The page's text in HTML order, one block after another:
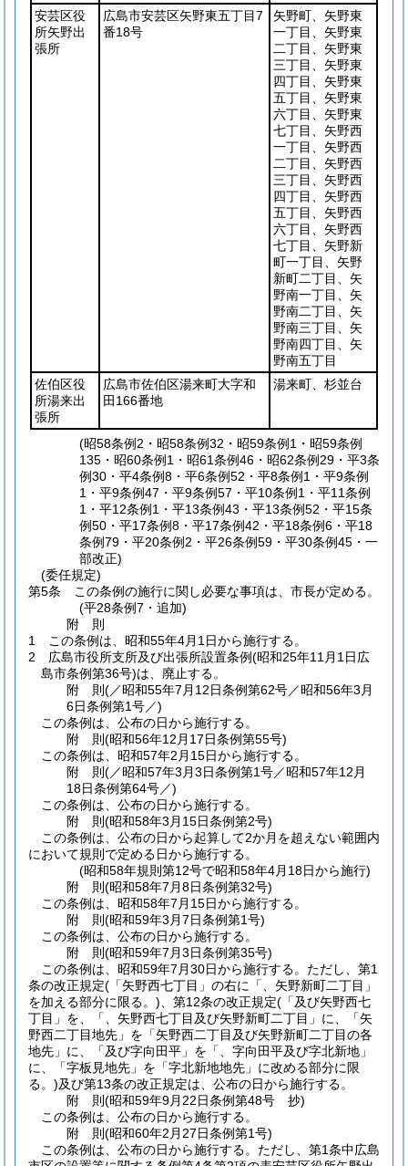
安芸区役
所矢野出
張所
広島市安芸区矢野東五丁目7
番18号
矢野町、矢野東
一丁目、矢野東
二丁目、矢野東
三丁目、矢野東
四丁目、矢野東
五丁目、矢野東
六丁目、矢野東
七丁目、矢野西
一丁目、矢野西
二丁目、矢野西
三丁目、矢野西
四丁目、矢野西
五丁目、矢野西
六丁目、矢野西
七丁目、矢野新
町一丁目、矢野
新町二丁目、矢
野南一丁目、矢
野南二丁目、矢
野南三丁目、矢
野南四丁目、矢
野南五丁目
佐伯区役
所湯来出
張所
広島市佐伯区湯来町大字和
田166番地
湯来町、杉並台
(昭58条例2・昭58条例32・昭59条例1・昭59条例
135・昭60条例1・昭61条例46・昭62条例29・平3条
例30・平4条例8・平6条例52・平8条例1・平9条例
1・平9条例47・平9条例57・平10条例1・平11条例
1・平12条例1・平13条例43・平13条例52・平15条
例50・平17条例8・平17条例42・平18条例6・平18
条例79・平20条例2・平26条例59・平30条例45・一
部改正)
(委任規定)
第5条
この条例の施行に関し必要な事項は、市長が定める。
(平28条例7・追加)
附 則
1
この条例は、昭和55年4月1日から施行する。
2
広島市役所支所及び出張所設置条例(昭和25年11月1日広
島市条例第36号)は、廃止する。
附 則(／昭和55年7月12日条例第62号／昭和56年3月
6日条例第1号／)
この条例は、公布の日から施行する。
附 則(昭和56年12月17日条例第55号)
この条例は、昭和57年2月15日から施行する。
附 則(／昭和57年3月3日条例第1号／昭和57年12月
18日条例第64号／)
この条例は、公布の日から施行する。
附 則(昭和58年3月15日条例第2号)
この条例は、公布の日から起算して2か月を超えない範囲内
において規則で定める日から施行する。
(昭和58年規則第12号で昭和58年4月18日から施行)
附 則(昭和58年7月8日条例第32号)
この条例は、昭和58年7月15日から施行する。
附 則(昭和59年3月7日条例第1号)
この条例は、公布の日から施行する。
附 則(昭和59年7月3日条例第35号)
この条例は、昭和59年7月30日から施行する。 ただし、第1
条の改正規定(「矢野西七丁目」の右に「、矢野新町二丁目」
を加える部分に限る。) 、第12条の改正規定(「及び矢野西七
丁目」を、「、矢野西七丁目及び矢野新町二丁目」に、「矢
野西二丁目地先」を「矢野西二丁目及び矢野新町二丁目の各
地先」に、「及び字向田平」を「、字向田平及び字北新地」
に、「字板見地先」を「字北新地地先」に改める部分に限
る。)及び第13条の改正規定は、公布の日から施行する。
附 則(昭和59年9月22日条例第48号 抄)
この条例は、公布の日から施行する。
附 則(昭和60年2月27日条例第1号)
この条例は、公布の日から施行する。 ただし、第1条中広島